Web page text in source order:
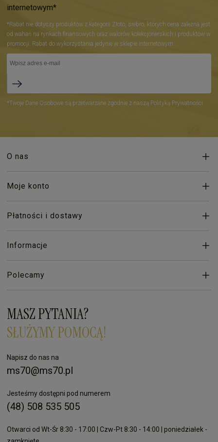
internetowym*
*Rabat nie dotyczy produktów z kategorii Złoto, srebro, których cena zależna jest
od wahań na rynkach finansowych oraz walorów kolekcjonerskich i produktów w
promocji. Rabat do wykorzystania jedynie w sklepie internetowym.
*Twoje Dane Osobowe są przetwarzane zgodnie z naszą Polityką Prywatności.
O nas
Moje konto
Płatności i dostawy
Informacje
Polecamy
MASZ PYTANIA?
SŁUŻYMY POMOCĄ!
Napisz do nas na
ms70@ms70.pl
Jesteśmy dostępni pod numerem
(48) 508 535 505
Otwarci od Wt-Śr 8:30 - 17:00 | Czw-Pt 8:30 - 14:00 | poniedziałek -